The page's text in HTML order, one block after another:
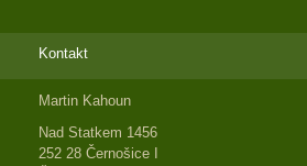
Kontakt
Martin Kahoun
Nad Statkem 1456
252 28 Černošice I